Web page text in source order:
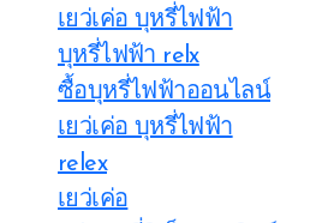
เยว่เค่อ บุหรี่ไฟฟ้า
บุหรี่ไฟฟ้า relx
ซื้อบุหรี่ไฟฟ้าออนไลน์
เยว่เค่อ บุหรี่ไฟฟ้า
relex
เยว่เค่อ